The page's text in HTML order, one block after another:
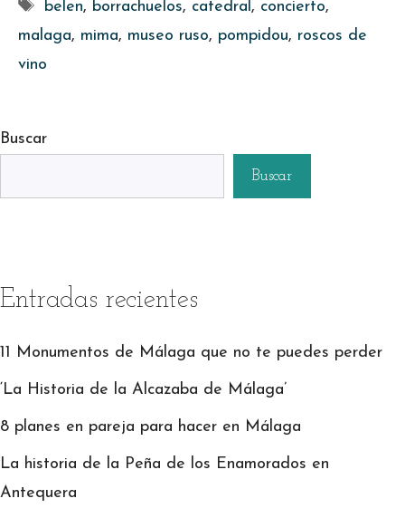
Etiquetas
belen, borrachuelos, catedral , concierto,
malaga, mima, museo ruso, pompidou, roscos de
vino
Buscar
Buscar
Entradas recientes
11 Monumentos de Málaga que no te puedes perder
‘La Historia de la Alcazaba de Málaga’
8 planes en pareja para hacer en Málaga
La historia de la Peña de los Enamorados en
Antequera